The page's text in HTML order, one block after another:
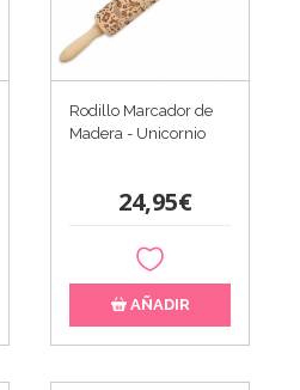
Rodillo Marcador de
Madera - Unicornio
24,95€
AÑADIR